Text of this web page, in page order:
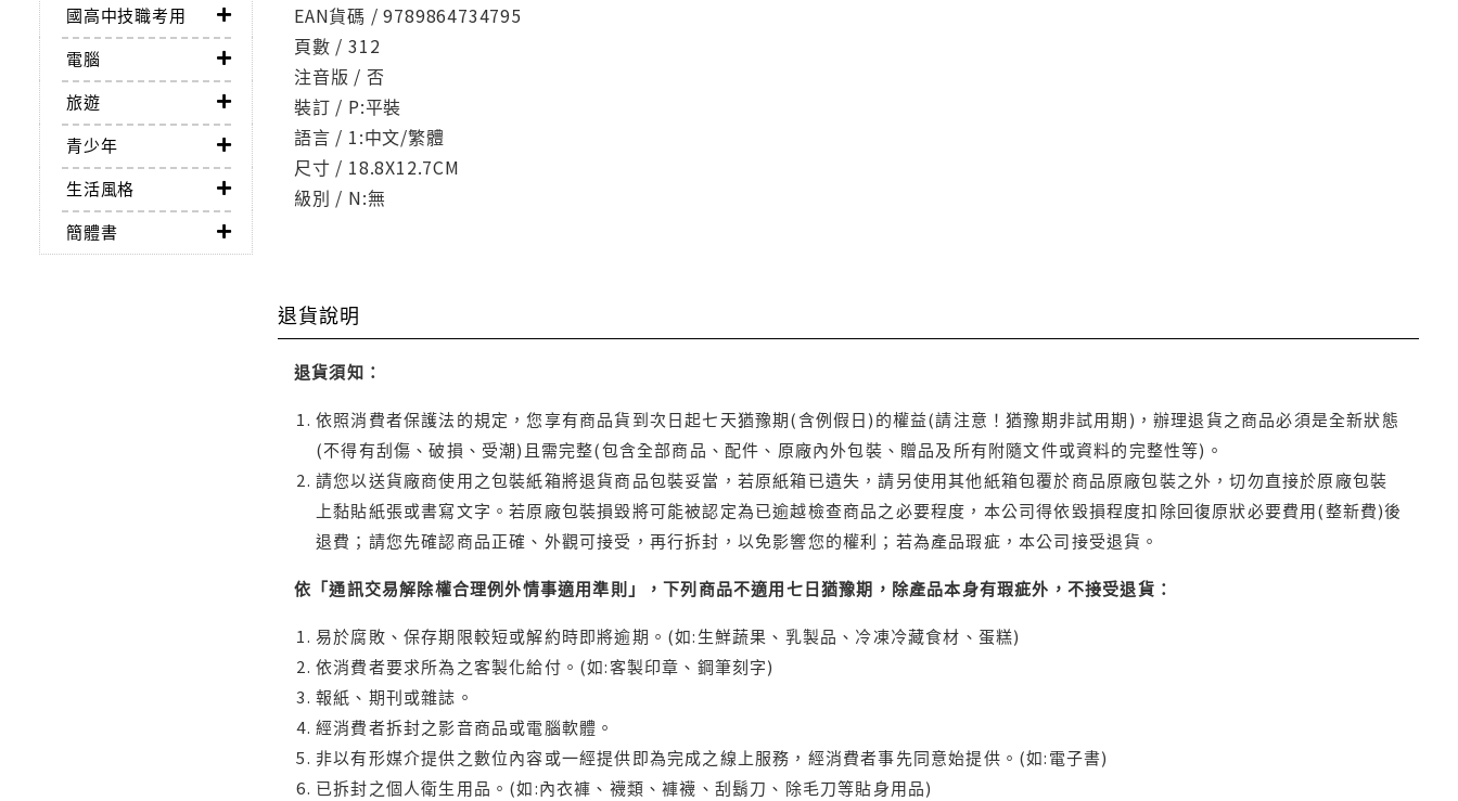
國高中技職考用
電腦
旅遊
青少年
生活風格
簡體書
EAN貨碼 / 9789864734795
頁數 / 312
注音版 / 否
裝訂 / P:平裝
語言 / 1:中文/繁體
尺寸 / 18.8X12.7CM
級別 / N:無
退貨說明
退貨須知：
依照消費者保護法的規定，您享有商品貨到次日起七天猶豫期(含例假日)的權益(請注意！猶豫期非試用期)，辦理退貨之商品必須是全新狀態
(不得有刮傷、破損、受潮)且需完整(包含全部商品、配件、原廠內外包裝、贈品及所有附隨文件或資料的完整性等)。
請您以送貨廠商使用之包裝紙箱將退貨商品包裝妥當，若原紙箱已遺失，請另使用其他紙箱包覆於商品原廠包裝之外，切勿直接於原廠包裝
上黏貼紙張或書寫文字。若原廠包裝損毀將可能被認定為已逾越檢查商品之必要程度，本公司得依毀損程度扣除回復原狀必要費用(整新費)後
退費；請您先確認商品正確、外觀可接受，再行拆封，以免影響您的權利；若為產品瑕疵，本公司接受退貨。
依「通訊交易解除權合理例外情事適用準則」，下列商品不適用七日猶豫期，除產品本身有瑕疵外，不接受退貨：
易於腐敗、保存期限較短或解約時即將逾期。(如:生鮮蔬果、乳製品、冷凍冷藏食材、蛋糕)
依消費者要求所為之客製化給付。(如:客製印章、鋼筆刻字)
報紙、期刊或雜誌。
經消費者拆封之影音商品或電腦軟體。
非以有形媒介提供之數位內容或一經提供即為完成之線上服務，經消費者事先同意始提供。(如:電子書)
已拆封之個人衛生用品。(如:內衣褲、襪類、褲襪、刮鬍刀、除毛刀等貼身用品)